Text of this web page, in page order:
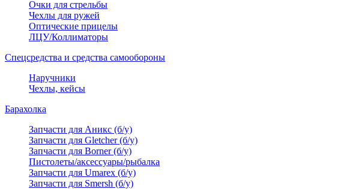
Очки для стрельбы
Чехлы для ружей
Оптические прицелы
ЛЦУ/Коллиматоры
Спецсредства и средства самообороны
Наручники
Чехлы, кейсы
Барахолка
Запчасти для Аникс (б/у)
Запчасти для Gletcher (б/у)
Запчасти для Borner (б/у)
Пистолеты/аксессуары/рыбалка
Запчасти для Umarex (б/у)
Запчасти для Smersh (б/у)